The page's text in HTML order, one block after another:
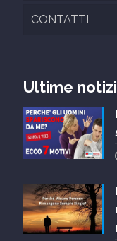
CONTATTI
Ultime